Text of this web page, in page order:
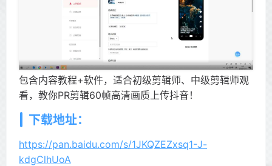
包含内容教程+软件，适合初级剪辑师、中级剪辑师观
看，教你PR剪辑60帧高清画质上传抖音！
下载地址：
https://pan.baidu.com/s/1JKQZEZxsq1-J-
kdgClhUoA